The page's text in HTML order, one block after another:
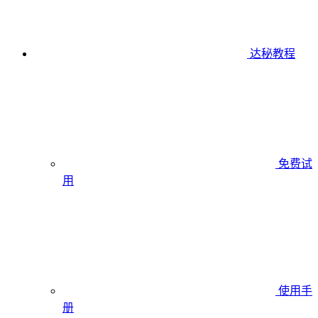
达秘教程
免费试
用
使用手
册